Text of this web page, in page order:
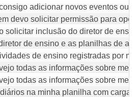
adicionar novos eventos ou
devo solicitar permissão para
solicitar inclusão do diretor de
de ensino e as planilhas de
de ensino registradas por
todas as informações sobre
todas as informações sobre
na minha planilha com